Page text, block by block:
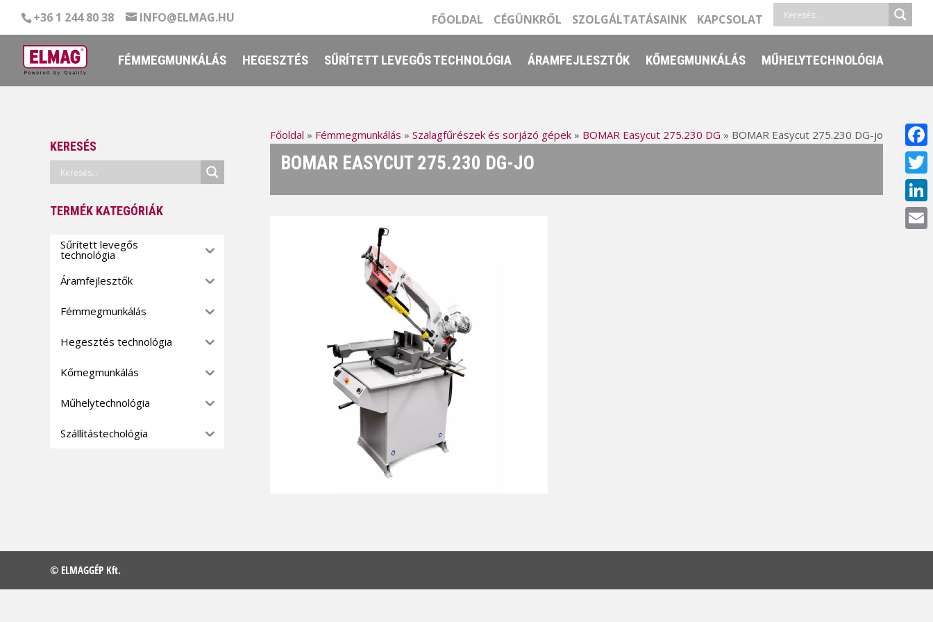
+36 1 244 80 38 INFO@ELMAG.HU FŐOLDAL CÉGÜNKRŐL SZOLGÁLTATÁSAINK KAPCSOLAT
FÉMMEGMUNKÁLÁS HEGESZTÉS SŰRÍTETT LEVEGŐS TECHNOLÓGIA ÁRAMFEJLESZTŐK KŐMEGMUNKÁLÁS MŰHELYTECHNOLÓGIA
Főoldal » Fémmegmunkálás » Szalagfűrészek és sorjázó gépek» BOMAR Easycut 275.230 DG » BOMAR Easycut 275.230 DG-jo
BOMAR EASYCUT 275.230 DG-JO
KERESÉS
TERMÉK KATEGÓRIÁK
Sűrített levegős
technológia
Áramfejlesztők
Fémmegmunkálás
Hegesztés technológia
Kőmegmunkálás
Műhelytechnológia
Szállítástechológia
© ELMAGGÉP Kft.